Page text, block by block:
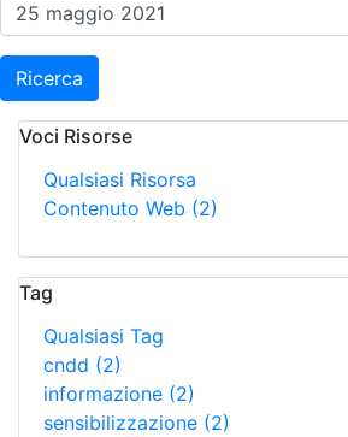
Ricerca
Voci Risorse
Qualsiasi Risorsa
Contenuto Web (2)
Tag
Qualsiasi Tag
cndd (2)
informazione (2)
sensibilizzazione (2)